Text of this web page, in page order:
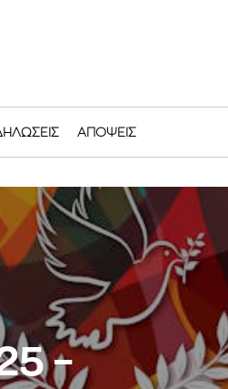
ΑΠΌΨΕΙΣ
–